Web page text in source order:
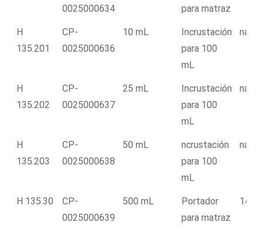
0025000634
para matraz
H
135.201
CP-
0025000636
10 mL
Incrustación
para 100
mL
na
H
135.202
CP-
0025000637
25 mL
Incrustación
para 100
mL
na
H
135.203
CP-
0025000638
50 mL
ncrustación
para 100
mL
na
H 135.30
CP-
0025000639
500 mL
Portador
para matraz